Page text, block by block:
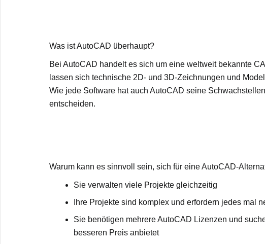
Was ist AutoCAD überhaupt?
Bei AutoCAD handelt es sich um eine weltweit bekannte
lassen sich technische 2D- und 3D-Zeichnungen und
Wie jede Software hat auch AutoCAD seine
entscheiden.
Warum kann es sinnvoll sein, sich für eine AutoCAD-
Sie verwalten viele Projekte gleichzeitig
Ihre Projekte sind komplex und erfordern jedes mal
Sie benötigen mehrere AutoCAD Lizenzen und
besseren Preis anbietet